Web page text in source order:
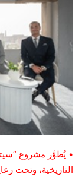
• يُطوَّر مشروع
التاريخية، وتحت